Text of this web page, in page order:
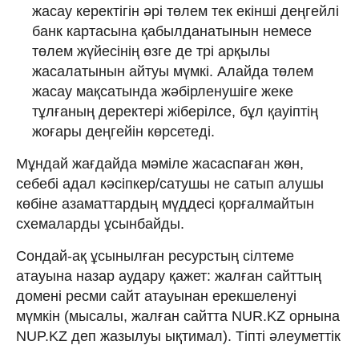
жасау керектігін әрі төлем тек екінші деңгейлі
банк картасына қабылданатынын немесе
төлем жүйесінің өзге де трі арқылы
жасалатынын айтуы мүмкі. Алайда төлем
жасау мақсатында жәбірленушіге жеке
тұлғаның деректері жіберілсе, бұл қауіптің
жоғары деңгейін көрсетеді.
Мұндай жағдайда мәміле жасаспаған жөн,
себебі адал кәсіпкер/сатушы не сатып алушы
көбіне азаматтардың мүддесі қорғалмайтын
схемаларды ұсынбайды.
Сондай-ақ ұсынылған ресурстың сілтеме
атауына назар аудару қажет: жалған сайттың
домені ресми сайт атауынан ерекшеленуі
мүмкін (мысалы, жалған сайтта NUR.KZ орнына
NUP.KZ деп жазылуы ықтимал). Тіпті әлеуметтік